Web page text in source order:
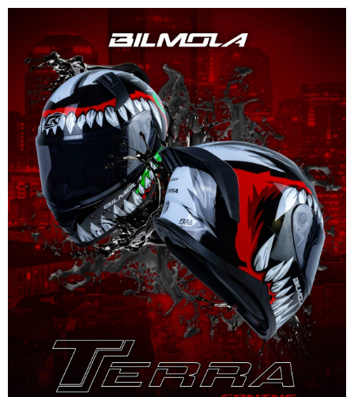
1.分期款項不併入電信帳單，「大哥付你分期」於每月結算日後寄送繳費提
醒簡訊。
2.透過簡訊連結打開帳單後，可選擇「超商條碼／台灣大直營門市／銀行轉
帳／街口支付／iPASS MONEY」等通路繳費。
【注意事項】
1.本服務係由「台灣大哥大股份有限公司」（以下簡稱本公司）所提供，讓
用戶於交易時，得透過本服務購買商品或服務，並由商店將買賣／分期付款
買賣價金債權讓與本公司後，依約使用本公司帳單繳交帳款。
2.基於同意付款使用「大哥付你分期」之契約關係目的，商店將以您的個人
資料（包含姓名、電話或地址）提供予台灣大哥大進項蒐集、處理及利用，
由本公司與您本人進行分期帳單所需資料之確認、核對及更正。
3.完整用戶服務條款，請詳閱以下連結：
https://oppay.tw/userRule
３．安心：先確認商品／服務後，再付款。
【「AFTEE先享後付」結帳流程】
１．於結帳方式選擇「AFTEE先享後付」後，將跳轉至「AFTEE先享後付」
結帳頁面，進行簡訊認證並確認金額後，即可完成結帳。
２．訂單成立數日內，您將收到繳費通知簡訊。
３．收到繳費通知簡訊後14天內，點擊此簡訊中的連結，可透過四大超商／
ATM／網路銀行／等多元方式進行付款，方視為交易完成。
※ 請注意：結帳手續完成當下不需立刻繳費，但若您需要取消訂單，請聯絡
購買商品的店家。未經商家同意取消之訂單仍視為有效，需透過AFTEE先享
後付繳納相關費用。
※ 交易是否成功請以「AFTEE先享後付 」之結帳頁面顯示為準，若有關於
是否繳費成功／繳費後需取消欲退款等相關疑問，請聯繫「AFTEE先享後付
客戶支援中心」
https://netprotections.freshdesk.com/support/home
【注意事項】
１．透過由恩沛科技股份有限公司提供之「AFTEE先享後付」服務完成之交
易，需依本服務之必要範圍內提供個人資料，並將交易相關給付款項請求債
權轉讓予恩沛科技股份有限公司。
２．關於個人資料處理事宜，請瀏覽以下網址：
https://aftee.tw/terms/#terms3
３．未成年的使用者請事先徵得法定代理人或監護人之同意方可使用
「AFTEE先享後付」，若未經同意申辦者引起之損失，本公司不負相關責
４．使用「AFTEE先享後付」時，將依據個別帳號之用戶狀況，依本公司即
時審查核予不同之上限額度；若仍有額度不足之情形，本公司將視審查結果
請求用戶進行身份認證。
５．嚴禁一人註冊多個帳號或使用他人資訊註冊。若發現惡意使用之情形，
全家取貨付款
每筆NT$80，滿NT$1,999(含以上)免運費
付款後全家取貨
每筆NT$80，滿NT$1,999(含以上)免運費
7-11取貨付款
每筆NT$80，滿NT$1,999(含以上)免運費
付款後7-11取貨
每筆NT$80，滿NT$1,999(含以上)免運費
宅配
每筆NT$80，滿NT$1,999(含以上)免運費